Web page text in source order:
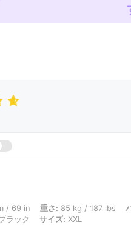
重さ: 85 kg / 187 lbs, バスト: 100
/ 69 in 重さ: 85 kg / 187 lbs
ラック サイズ: XXL